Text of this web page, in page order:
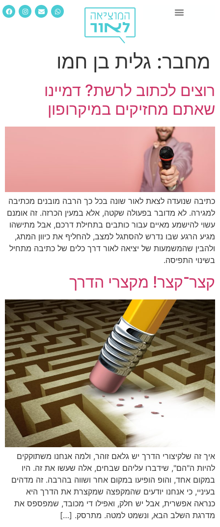
מחבר: גלית בן חמו
רוצים לכתוב לרשת? דמיינו
שאתם מחזיקים במיקרופון
כתיבה שנועדה לצאת לאור שונה בכל כך הרבה מובנים מכתיבה
למגירה. לא מדובר בפעולה שקטה, אלא במעין הכרזה. זה אומנם
עשוי להישמע מאיים עבור כותבים בתחילת דרכם, אבל מתישהו
מגיע הרגע שבו נדרש להסתגל למצב, להחליף את כיוון המתג,
ולהבין שהמשמעות של יציאה לאור דרך כלים של כתיבה מתחיל
בשינוי התפיסה.
קצר־קצר! מקצרי הדרך
איך זה שלקיצורי הדרך יש גלאם זוהר, ולמה אנחנו משתוקקים
להיות ה"הם", שידברו עליהם שבחים, אלה שעשו את זה. היו
במקום אחד, והופ הופיעו במקום אחר ושווה בהרבה. זה מדהים
בעיניי, כי אנחנו יודעים שהמקפצה שמקצרת את הדרך היא
כנראה אפשרית, אבל יש חלק, ואפילו די מכובד, שמפספס את
מדרגת השלב הבא, ונשמט למטה. מתרסק. […]